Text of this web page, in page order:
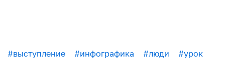
#выступление #инфографика #люди #урок